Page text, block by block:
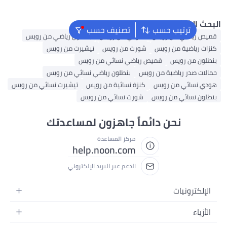
ترتيب حسب تصنيف حسب الشائع
رياضي من رويس هودي من رويس
بنطلون رياضي من رويس
رياضية من رويس
شورت من رويس
تيشيرت من رويس
من رويس
قميص رياضي نسائي من رويس
صدر رياضية من رويس
بنطلون رياضي نسائي من رويس
نسائي من رويس
كنزة نسائية من رويس
تيشيرت نسائي من رويس
نسائي من رويس
شورت نسائي من رويس
نحن دائماً جاهزون لمساعدتك
مركز المساعدة
help.noon.com
الدعم عبر البريد الإلكتروني